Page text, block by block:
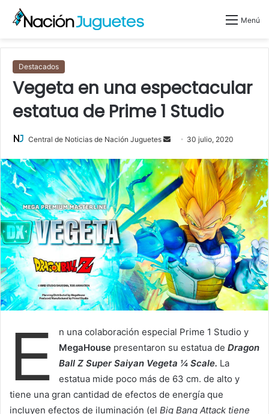
Menú
Destacados
Vegeta en una espectacular
estatua de Prime 1 Studio
Central de Noticias de Nación Juguetes
n
d
a
e
m
a
i
l
30 julio, 2020
E
n una colaboración especial Prime 1 Studio y
MegaHouse presentaron su estatua de Dragon
Ball Z Super Saiyan Vegeta ¼ Scale. La
estatua mide poco más de 63 cm. de alto y
tiene una gran cantidad de efectos de energía que
incluyen efectos de iluminación (el Big Bang Attack tiene